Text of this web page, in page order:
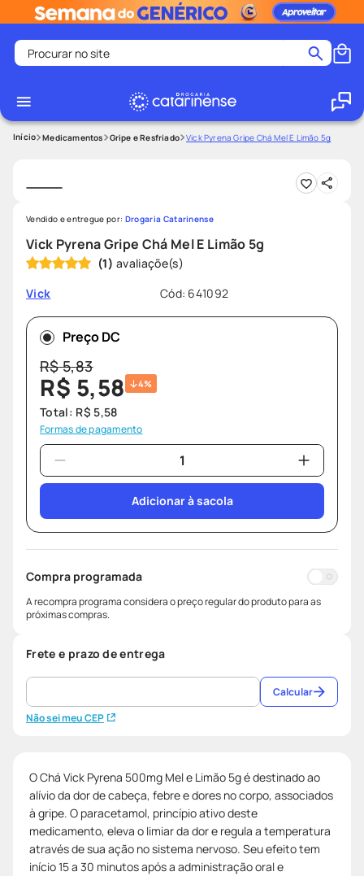
Procurar no site
1
2º
medley
4º
protetor solar facial
5º
shampoo
6º
tadalafila
7º
lenço umedecido
8º
9º
desodorante
º protetor solar
Medicamentos Gripe e Resfriado Vick Pyrena Gripe Chá Mel E Limão 5g
Vick Pyrena Gripe Chá Mel E Limão 5g
(1)
Vick
Cód: 641092
Vendido e entregue por: Drogaria Catarinense
Preço DC
R$5,83
R$ 5,58 4%
Total: R$ 5,58
Formas de pagamento
Adicionar à sacola
Compra programada
A recompra programa considera o preço regular do produto para as
próximas compras.
Frete e prazo de entrega
Não sei meu CEP
Calcular
O Chá Vick Pyrena 500mg Mel e Limão 5g é destinado ao
alívio da dor de cabeça, febre e dores no corpo, associados
à gripe. O paracetamol, princípio ativo deste
medicamento, eleva o limiar da dor e regula a temperatura
através de sua ação no sistema nervoso. Seu efeito tem
início 15 a 30 minutos após a administração oral e